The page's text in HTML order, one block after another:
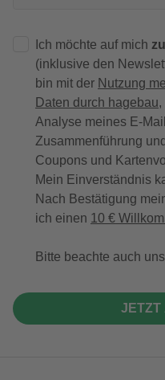
Ich möchte auf mich
(inklusive den
bin mit der Nutzung
Daten durch hagebau,
Analyse meines E-
Zusammenführung
Coupons und
Mein Einverständnis
Nach Bestätigung
ich einen 10 €
Bitte beachte auch
JETZT